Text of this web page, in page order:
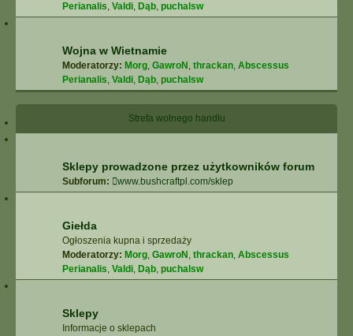
Perianalis, Valdi, Dąb, puchalsw
Wojna w Wietnamie
Moderatorzy: Morg, GawroN , thrackan, Abscessus
Perianalis, Valdi, Dąb, puchalsw
Strefa wolnego handlu
Sklepy prowadzone przez użytkowników forum
Subforum: www.bushcraftpl.com/sklep
Giełda
Ogłoszenia kupna i sprzedaży
Moderatorzy: Morg, GawroN , thrackan, Abscessus
Perianalis, Valdi, Dąb, puchalsw
Sklepy
Informacje o sklepach